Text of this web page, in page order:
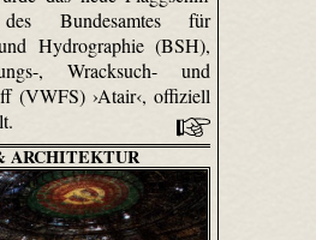
Bundesamtes für
Hydrographie (BSH),
, Wracksuch- und
(VWFS) ›Atair‹, offiziell
ARCHITEKTUR